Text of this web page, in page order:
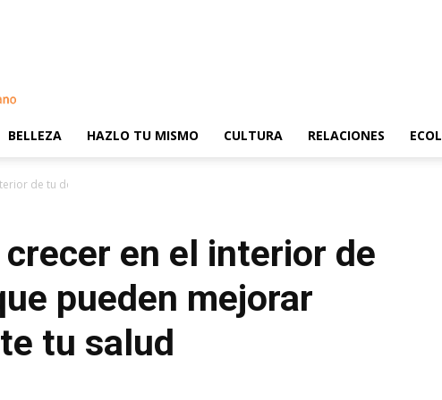
BELLEZA HAZLO TU MISMO CULTURA RELACIONES
de tu dormitorio que pueden...
en el interior de
pueden mejorar
tu salud